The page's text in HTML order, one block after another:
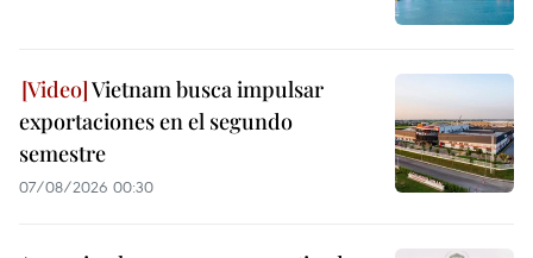
Vietnam busca impulsar
exportaciones en el segundo
semestre
07/08/2026 00:30